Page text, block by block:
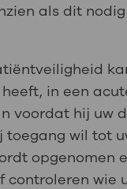
als dit
in een
voordat hij uw
wil tot
opgenomen
wie